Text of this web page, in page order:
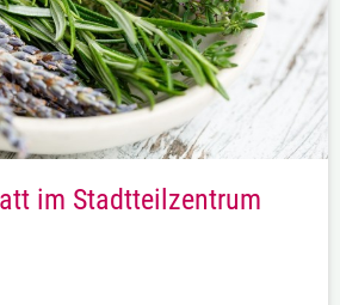
im Stadtteilzentrum